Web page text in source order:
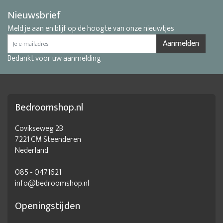
Nieuwsbrief
Meld je aan en blijf op de hoogte van onze nieuwtjes
Aanmelden
Bedankt voor uw aanmelding
Bedroomshop.nl
Covikseweg 2B
7221 CM Steenderen
Nederland
085 - 0471621
info@bedroomshop.nl
Openingstijden